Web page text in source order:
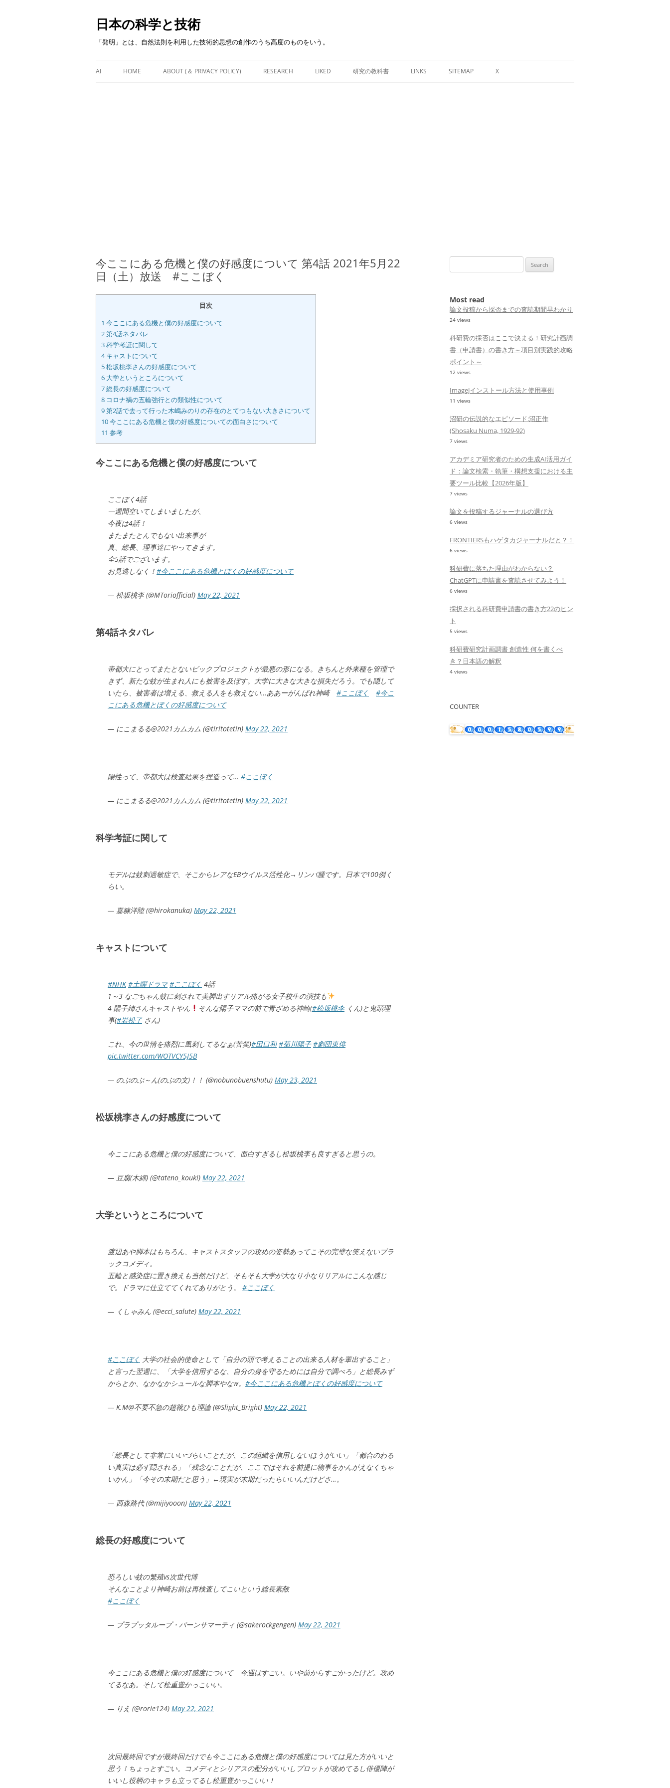
日本の科学と技術
「発明」とは、自然法則を利用した技術的思想の創作のうち高度のものをいう。
content
AI HOME ABOUT (＆ PRIVACY POLICY) RESEARCH LIKED 研究の教科書 LINKS SITEMAP X
今ここにある危機と僕の好感度について 第4話 2021年5月22
日（土）放送 #ここぼく
目次
1 今ここにある危機と僕の好感度について
2第4話ネタバレ
3科学考証に関して
4キャストについて
5松坂桃李さんの好感度について
6 大学というところについて
7総長の好感度について
8 コロナ禍の五輪強行との類似性について
9第2話で去って行った木嶋みのりの存在のとてつもない大きさについて
10今ここにある危機と僕の好感度についての面白さについて
11 参考
今ここにある危機と僕の好感度について
ここぼく4話
一週間空いてしまいましたが、
今夜は4話！
またまたとんでもない出来事が
真、総長、理事達にやってきます。
全5話でございます。
お見逃しなく！ #今ここにある危機とぼくの好感度について
— 松坂桃李 (@MToriofficial) May 22, 2021
第4話ネタバレ
帝都大にとってまたとないビックプロジェクトが最悪の形になる。きちんと外来種を管理で
きず、新たな蚊が生まれ人にも被害を及ぼす。大学に大きな大きな損失だろう。でも隠して
いたら、被害者は増える、救える人をも救えない…ああーがんばれ神崎 #ここぼく
#今こ
こにある危機とぼくの好感度について
— にこまるる@2021カムカム (@tiritotetin) May 22, 2021
陽性って、帝都大は検査結果を捏造って… #ここぼく
— にこまるる@2021カムカム (@tiritotetin) May 22, 2021
科学考証に関して
モデルは蚊刺過敏症で、そこからレアなEBウイルス活性化→リンパ腫です。日本で100例く
らい。
— 嘉糠洋陸 (@hirokanuka) May 22, 2021
キャストについて
#NHK #土曜ドラマ #ここぼく 4話
1～3 なごちゃん蚊に刺されて美脚出すリアル痛がる女子校生の演技も
4 陽子姉さんキャストやん
そんな陽子ママの前で青ざめる神崎(#松坂桃李くん)と鬼頭理
事(#岩松了さん)
これ、今の世情を痛烈に風刺してるなぁ(苦笑)#田口和 #菊川陽子 #劇団東俳
pic.twitter.com/WOTVCY5J5B
— のぶのぶ～ん(のぶの文)！！ (@nobunobuenshutu) May 23, 2021
松坂桃李さんの好感度について
今ここにある危機と僕の好感度について、面白すぎるし松坂桃李も良すぎると思うの。
— 豆腐(木綿) (@tateno_kouki) May 22, 2021
大学というところについて
渡辺あや脚本はもちろん、キャストスタッフの攻めの姿勢あってこその完璧な笑えないブラ
ックコメディ。
五輪と感染症に置き換えも当然だけど、そもそも大学が大なり小なりリアルにこんな感じ
で。ドラマに仕立ててくれてありがとう。 #ここぼく
— くしゃみん (@ecci_salute) May 22, 2021
#ここぼく 大学の社会的使命として「自分の頭で考えることの出来る人材を輩出すること」
と言った翌週に、「大学を信用するな、自分の身を守るためには自分で調べろ」と総長みず
からとか、なかなかシュールな脚本やなw。 #今ここにある危機とぼくの好感度について
— K.M@不要不急の超靴ひも理論 (@Slight_Bright) May 22, 2021
「総長として非常にいいづらいことだが、この組織を信用しないほうがいい」「都合のわる
い真実は必ず隠される」「残念なことだが、ここではそれを前提に物事をかんがえなくちゃ
いかん」「今その末期だと思う」←現実が末期だったらいいんだけどさ…。
— 西森路代 (@mijiyooon) May 22, 2021
総長の好感度について
恐ろしい蚊の繁殖vs次世代博
そんなことより神崎お前は再検査してこいという総長素敵
#ここぼく
— プラプッタループ・パーンサマーティ (@sakerockgengen) May 22, 2021
今ここにある危機と僕の好感度について 今週はすごい。いや前からすごかったけど。攻め
てるなあ。そして松重豊かっこいい。
— りえ (@rorie124) May 22, 2021
次回最終回ですが最終回だけでも今ここにある危機と僕の好感度については見た方がいいと
思う！ちょっとすごい。コメディとシリアスの配分がいいしプロットが攻めてるし俳優陣が
いいし役柄のキャラも立ってるし松重豊かっこいい！
for:
Most read
論文投稿から採否までの査読期間早わかり
24 views
科研費の採否はここで決まる！研究計画調
書（申請書）の書き方～項目別実践的攻略
ポイント～
12 views
ImageJインストール方法と使用事例
11 views
沼研の伝説的なエピソード:沼正作
(Shosaku Numa, 1929-92)
7 views
アカデミア研究者のための生成AI活用ガイ
ド：論文検索・執筆・構想支援における主
要ツール比較【2026年版】
7 views
論文を投稿するジャーナルの選び方
6 views
FRONTIERSもハゲタカジャーナルだと？！
6 views
科研費に落ちた理由がわからない？
ChatGPTに申請書を査読させてみよう！
6 views
採択される科研費申請書の書き方22のヒン
ト
5 views
科研費研究計画調書 創造性 何を書くべ
き？日本語の解釈
4 views
COUNTER